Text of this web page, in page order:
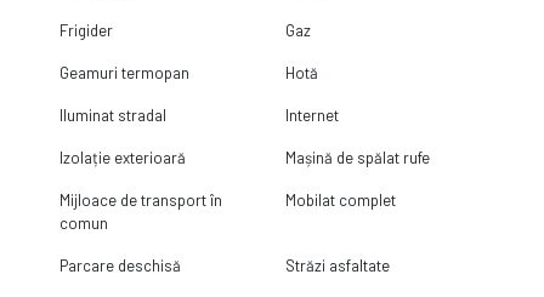
Frigider Gaz
Geamuri termopan Hotă
Iluminat stradal Internet
Izolație exterioară Mașină de spălat rufe
Mijloace de transport în
comun
Mobilat complet
Parcare deschisă Străzi asfaltate